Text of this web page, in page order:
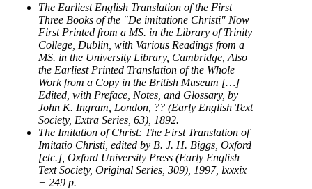
The Earliest English Translation of the First
Three Books of the "De imitatione Christi" Now
First Printed from a MS. in the Library of Trinity
College, Dublin, with Various Readings from a
MS. in the University Library, Cambridge, Also
the Earliest Printed Translation of the Whole
Work from a Copy in the British Museum […]
Edited, with Preface, Notes, and Glossary, by
John K. Ingram, London, ?? (Early English Text
Society, Extra Series, 63), 1892.
The Imitation of Christ: The First Translation of
Imitatio Christi , edited by B. J. H. Biggs, Oxford
[etc.], Oxford University Press (Early English
Text Society, Original Series, 309), 1997, lxxxix
+ 249 p.